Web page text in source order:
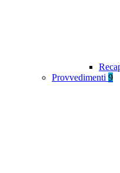
Provvedimenti 9